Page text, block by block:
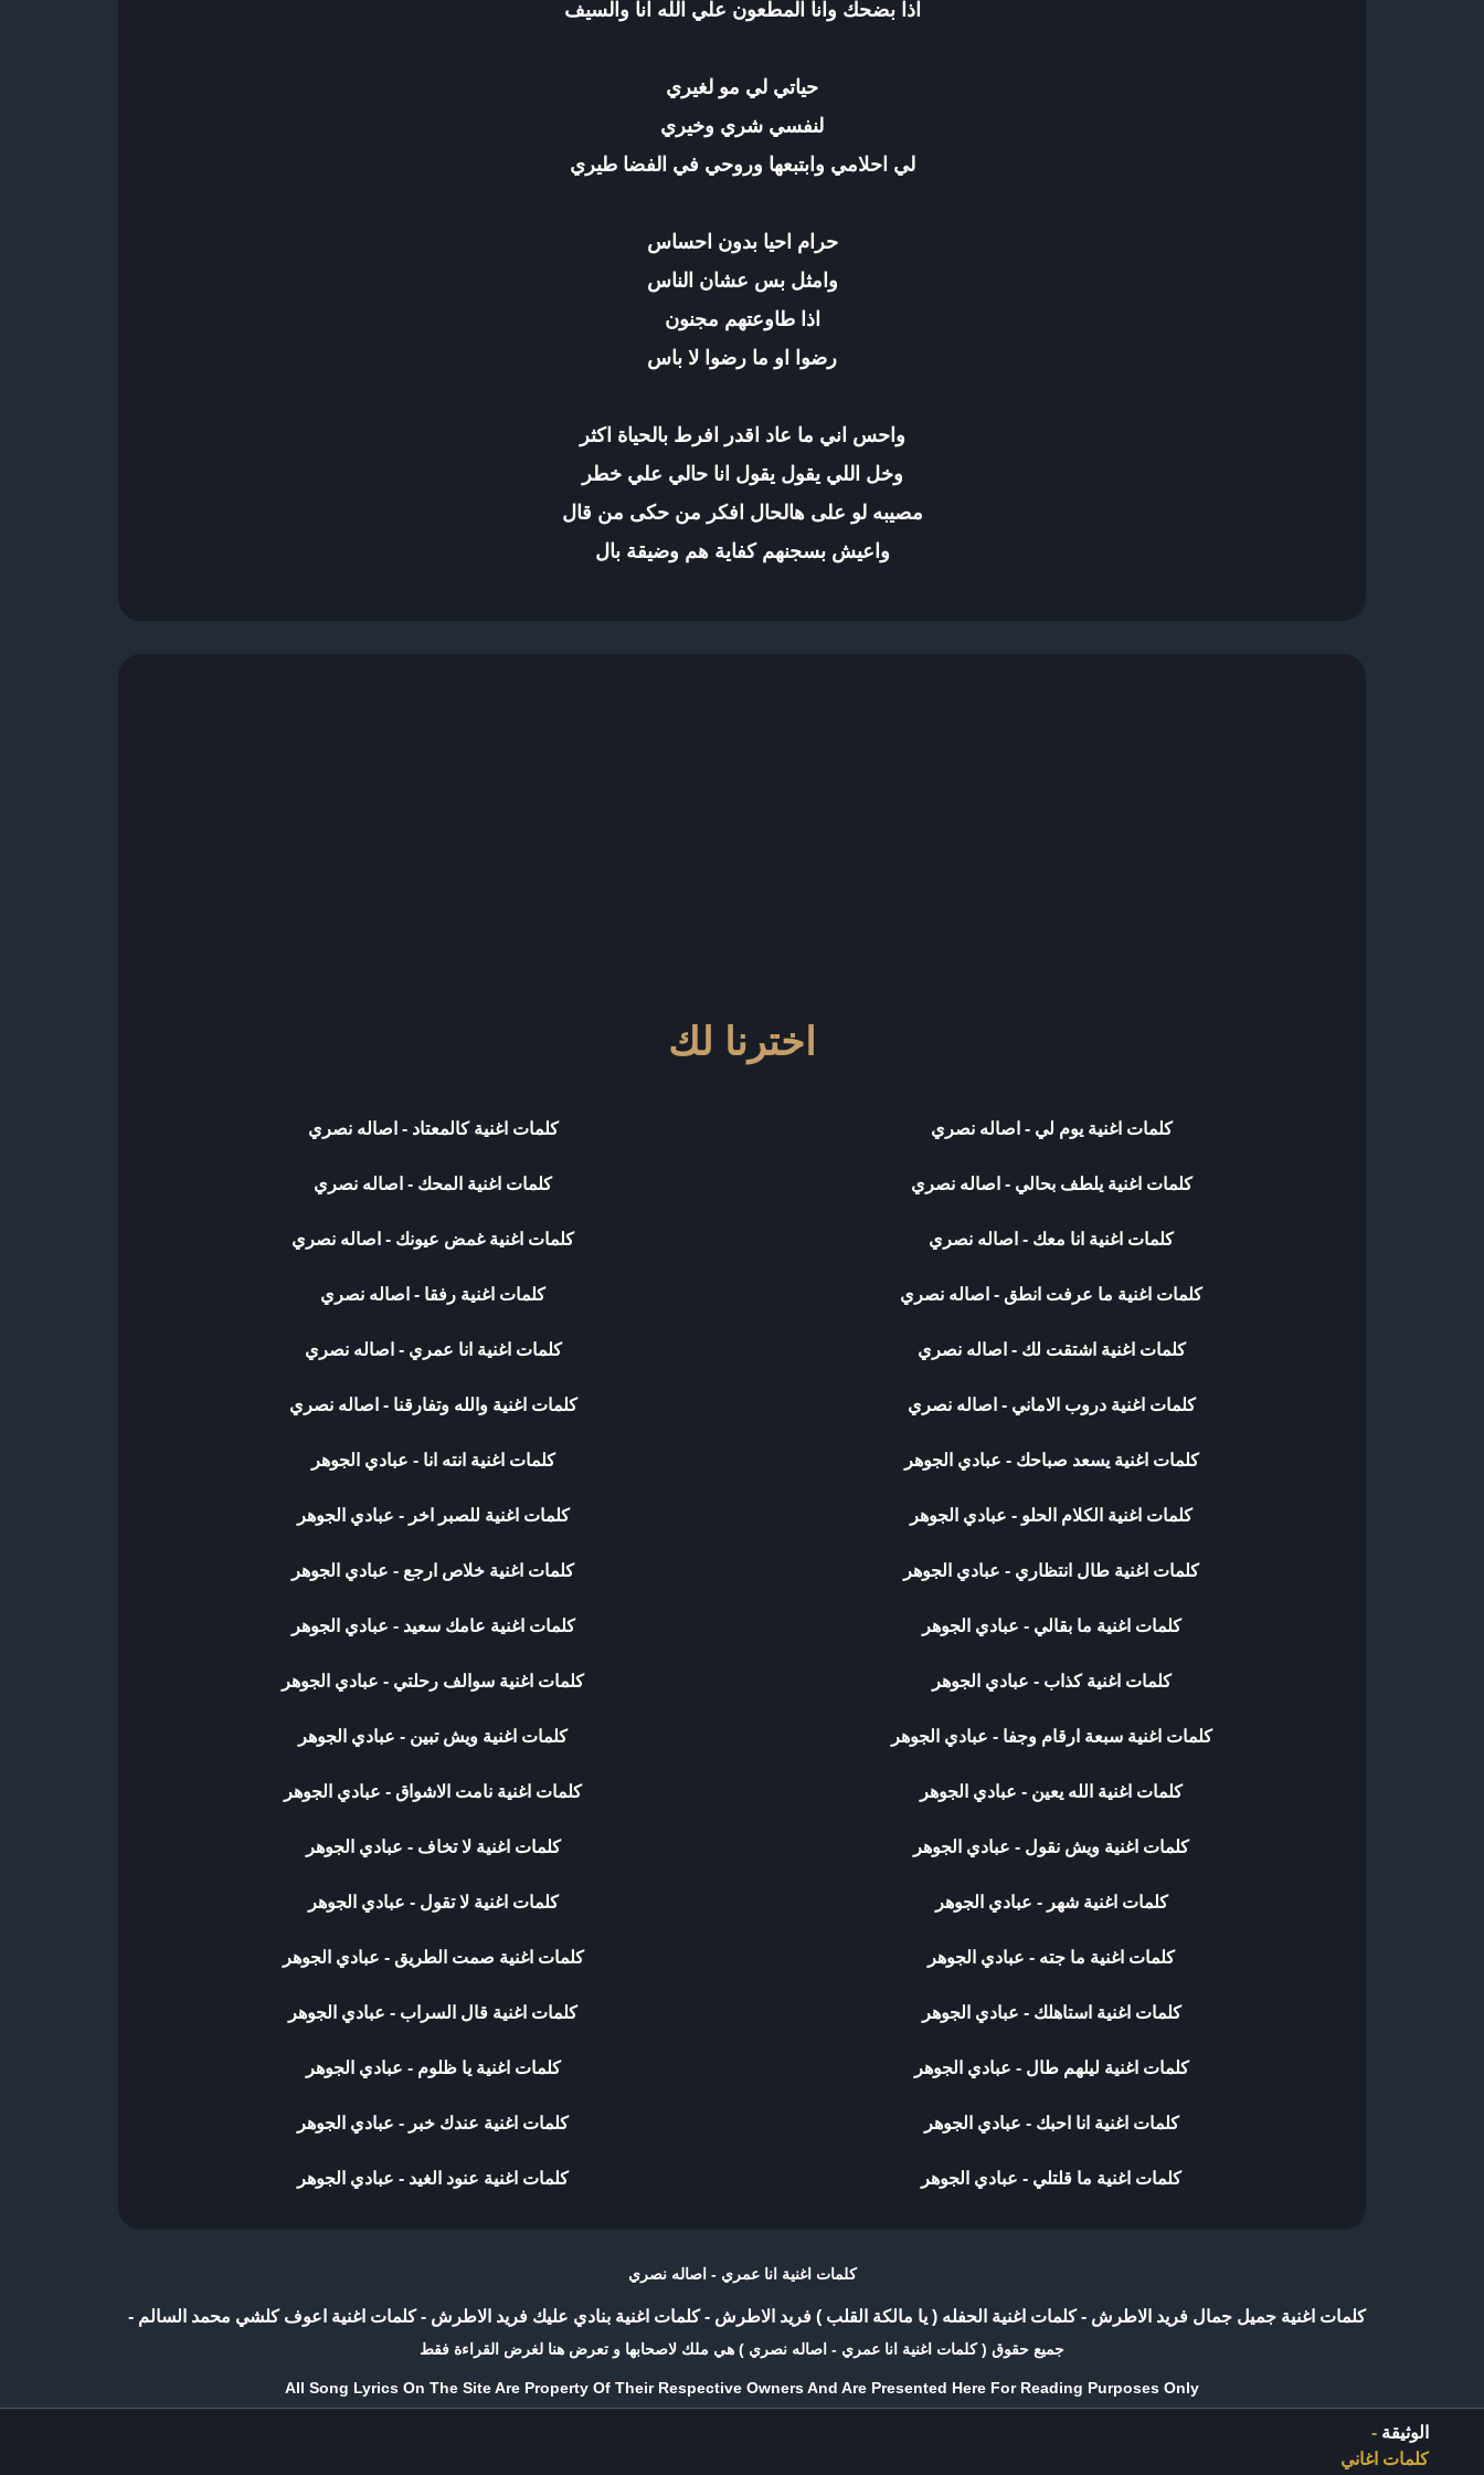
اذا بضحك وانا المطعون علي الله انا والسيف
حياتي لي مو لغيري
لنفسي شري وخيري
لي احلامي وابتبعها وروحي في الفضا طيري
حرام احيا بدون احساس
وامثل بس عشان الناس
اذا طاوعتهم مجنون
رضوا او ما رضوا لا باس
واحس اني ما عاد اقدر افرط بالحياة اكثر
وخل اللي يقول يقول انا حالي علي خطر
مصيبه لو على هالحال افكر من حكى من قال
واعيش بسجنهم كفاية هم وضيقة بال
اخترنا لك
كلمات اغنية يوم لي - اصاله نصري كلمات اغنية كالمعتاد - اصاله نصري
كلمات اغنية يلطف بحالي - اصاله نصري كلمات اغنية المحك - اصاله نصري
كلمات اغنية انا معك - اصاله نصري كلمات اغنية غمض عيونك - اصاله نصري
كلمات اغنية ما عرفت انطق - اصاله نصري كلمات اغنية رفقا - اصاله نصري
كلمات اغنية اشتقت لك - اصاله نصري كلمات اغنية انا عمري - اصاله نصري
كلمات اغنية دروب الاماني - اصاله نصري كلمات اغنية والله وتفارقنا - اصاله نصري
كلمات اغنية يسعد صباحك - عبادي الجوهر كلمات اغنية انته انا - عبادي الجوهر
كلمات اغنية الكلام الحلو - عبادي الجوهر كلمات اغنية للصبر اخر - عبادي الجوهر
كلمات اغنية طال انتظاري - عبادي الجوهر كلمات اغنية خلاص ارجع - عبادي الجوهر
كلمات اغنية ما بقالي - عبادي الجوهر كلمات اغنية عامك سعيد - عبادي الجوهر
كلمات اغنية كذاب - عبادي الجوهر كلمات اغنية سوالف رحلتي - عبادي الجوهر
كلمات اغنية سبعة ارقام وجفا - عبادي الجوهر كلمات اغنية ويش تبين - عبادي الجوهر
كلمات اغنية الله يعين - عبادي الجوهر كلمات اغنية نامت الاشواق - عبادي الجوهر
كلمات اغنية ويش نقول - عبادي الجوهر كلمات اغنية لا تخاف - عبادي الجوهر
كلمات اغنية شهر - عبادي الجوهر كلمات اغنية لا تقول - عبادي الجوهر
كلمات اغنية ما جته - عبادي الجوهر كلمات اغنية صمت الطريق - عبادي الجوهر
كلمات اغنية استاهلك - عبادي الجوهر كلمات اغنية قال السراب - عبادي الجوهر
كلمات اغنية ليلهم طال - عبادي الجوهر كلمات اغنية يا ظلوم - عبادي الجوهر
كلمات اغنية انا احبك - عبادي الجوهر كلمات اغنية عندك خبر - عبادي الجوهر
كلمات اغنية ما قلتلي - عبادي الجوهر كلمات اغنية عنود الغيد - عبادي الجوهر
كلمات اغنية انا عمري - اصاله نصري
كلمات اغنية جميل جمال فريد الاطرش -كلمات اغنية الحفله ( يا مالكة القلب ) فريد الاطرش -كلمات اغنية بنادي عليك فريد الاطرش -كلمات اغنية اعوف كلشي محمد السالم -
جميع حقوق ( كلمات اغنية انا عمري - اصاله نصري ) هي ملك لاصحابها و تعرض هنا لغرض القراءة فقط
All Song Lyrics On The Site Are Property Of Their Respective Owners And Are Presented Here For Reading Purposes Only
الوثيقة -
كلمات اغاني